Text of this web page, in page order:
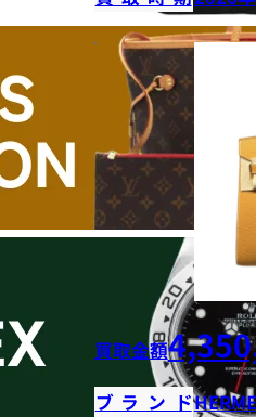
買取金額
ブランド